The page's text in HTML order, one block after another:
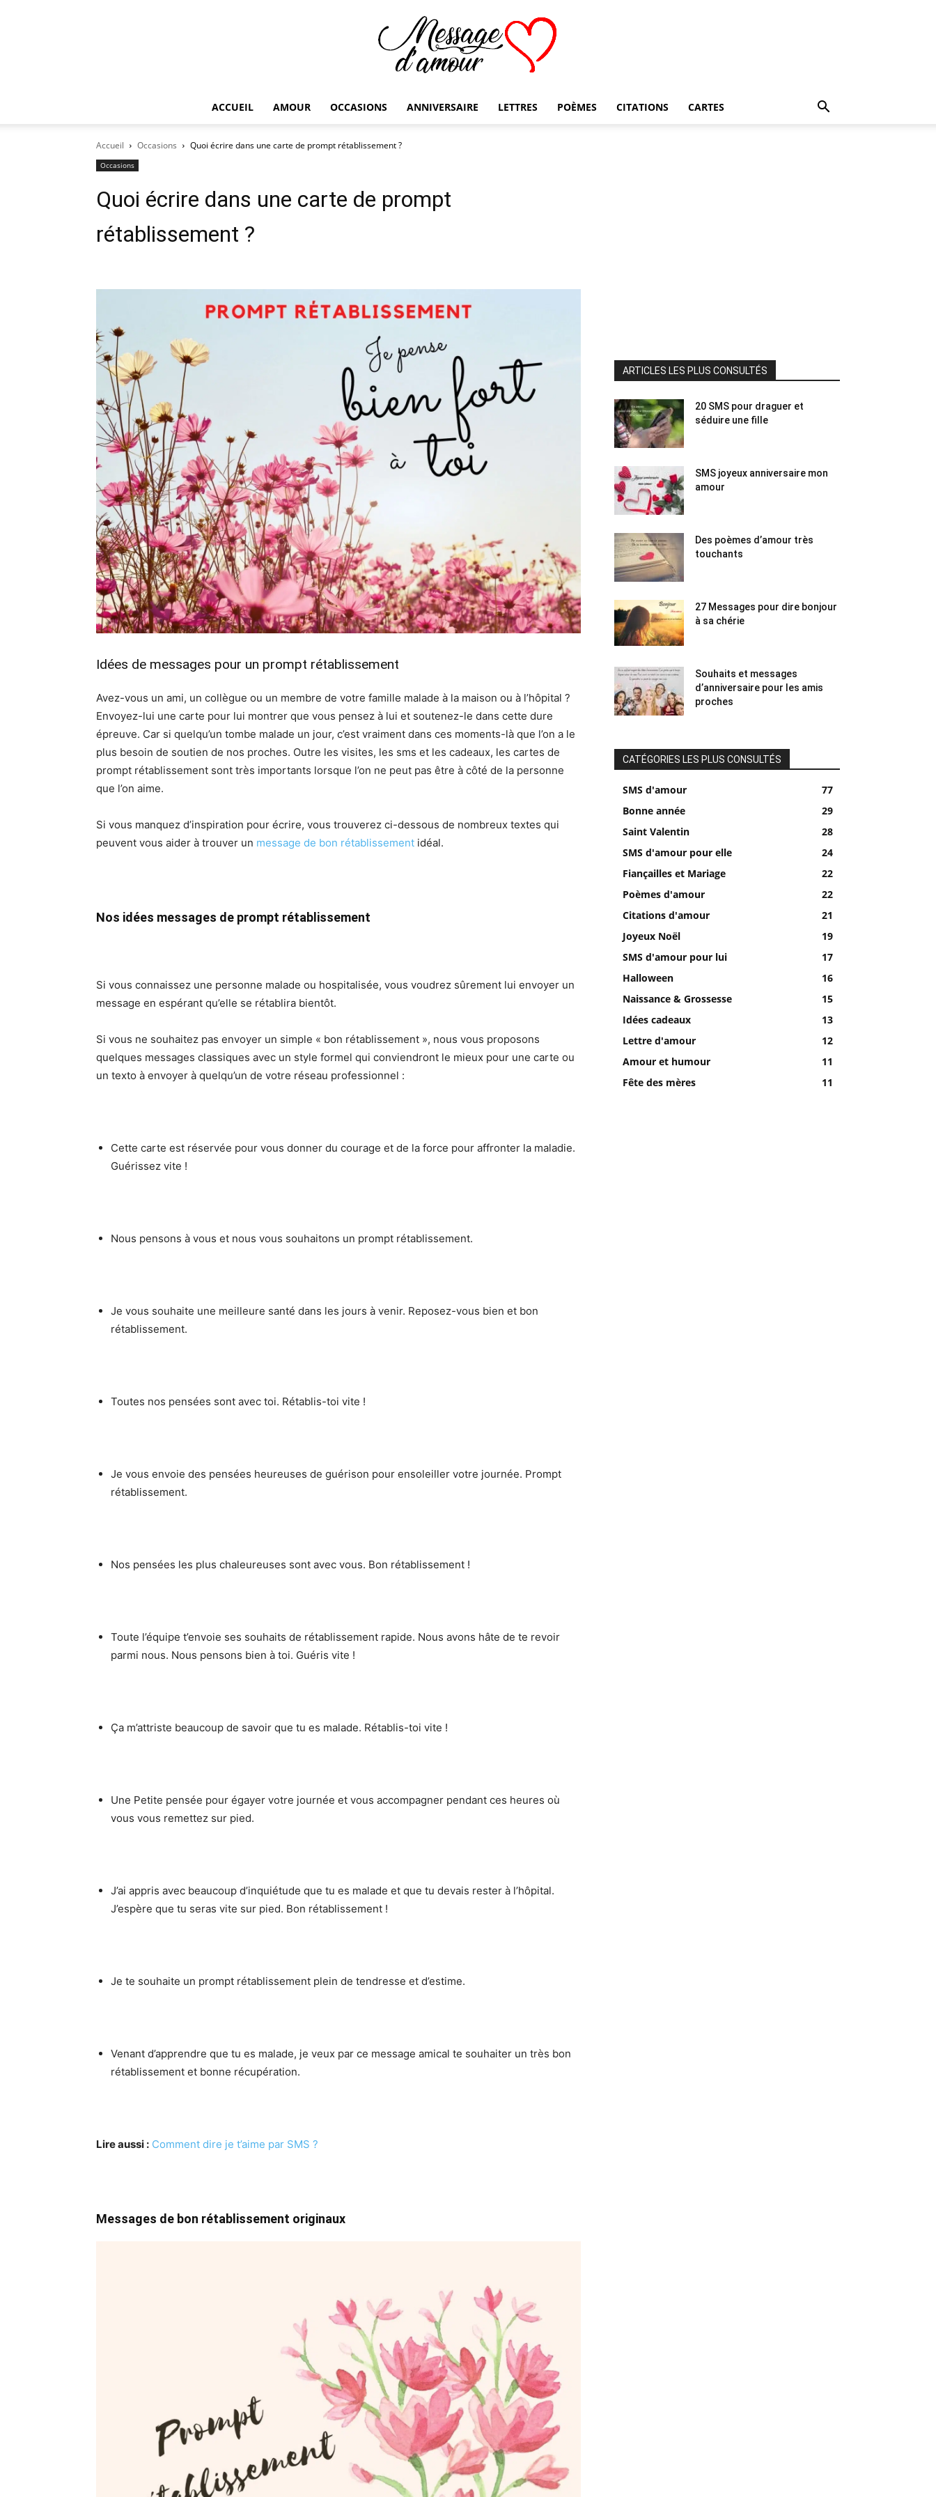
ACCUEIL AMOUR OCCASIONS ANNIVERSAIRE LETTRES POÈMES CITATIONS CARTES
Accueil Occasions Quoi écrire dans une carte de prompt rétablissement ?
Occasions
Quoi écrire dans une carte de prompt
rétablissement ?
Idées de messages pour un prompt rétablissement
Avez-vous un ami, un collègue ou un membre de votre famille malade à la maison ou à l’hôpital ?
Envoyez-lui une carte pour lui montrer que vous pensez à lui et soutenez-le dans cette dure
épreuve. Car si quelqu’un tombe malade un jour, c’est vraiment dans ces moments-là que l’on a le
plus besoin de soutien de nos proches. Outre les visites, les sms et les cadeaux, les cartes de
prompt rétablissement sont très importants lorsque l’on ne peut pas être à côté de la personne
que l’on aime.
Si vous manquez d’inspiration pour écrire, vous trouverez ci-dessous de nombreux textes qui
peuvent vous aider à trouver un message de bon rétablissement idéal.
Nos idées messages de prompt rétablissement
Si vous connaissez une personne malade ou hospitalisée, vous voudrez sûrement lui envoyer un
message en espérant qu’elle se rétablira bientôt.
Si vous ne souhaitez pas envoyer un simple « bon rétablissement », nous vous proposons
quelques messages classiques avec un style formel qui conviendront le mieux pour une carte ou
un texto à envoyer à quelqu’un de votre réseau professionnel :
Cette carte est réservée pour vous donner du courage et de la force pour affronter la maladie.
Guérissez vite !
Nous pensons à vous et nous vous souhaitons un prompt rétablissement.
Je vous souhaite une meilleure santé dans les jours à venir. Reposez-vous bien et bon
rétablissement.
Toutes nos pensées sont avec toi. Rétablis-toi vite !
Je vous envoie des pensées heureuses de guérison pour ensoleiller votre journée. Prompt
rétablissement.
Nos pensées les plus chaleureuses sont avec vous. Bon rétablissement !
Toute l’équipe t’envoie ses souhaits de rétablissement rapide. Nous avons hâte de te revoir
parmi nous. Nous pensons bien à toi. Guéris vite !
Ça m’attriste beaucoup de savoir que tu es malade. Rétablis-toi vite !
Une Petite pensée pour égayer votre journée et vous accompagner pendant ces heures où
vous vous remettez sur pied.
J’ai appris avec beaucoup d’inquiétude que tu es malade et que tu devais rester à l’hôpital.
J’espère que tu seras vite sur pied. Bon rétablissement !
Je te souhaite un prompt rétablissement plein de tendresse et d’estime.
Venant d’apprendre que tu es malade, je veux par ce message amical te souhaiter un très bon
rétablissement et bonne récupération.
Lire aussi : Comment dire je t’aime par SMS ?
Messages de bon rétablissement originaux
ARTICLES LES PLUS CONSULTÉS
20 SMS pour draguer et
séduire une fille
SMS joyeux anniversaire mon
amour
Des poèmes d’amour très
touchants
27 Messages pour dire bonjour
à sa chérie
Souhaits et messages
d’anniversaire pour les amis
proches
CATÉGORIES LES PLUS CONSULTÉS
SMS d'amour
77
Bonne année
29
Saint Valentin
28
SMS d'amour pour elle
24
Fiançailles et Mariage
22
Poèmes d'amour
22
Citations d'amour
21
Joyeux Noël
19
SMS d'amour pour lui
17
Halloween
16
Naissance & Grossesse
15
Idées cadeaux
13
Lettre d'amour
12
Amour et humour
11
Fête des mères
11